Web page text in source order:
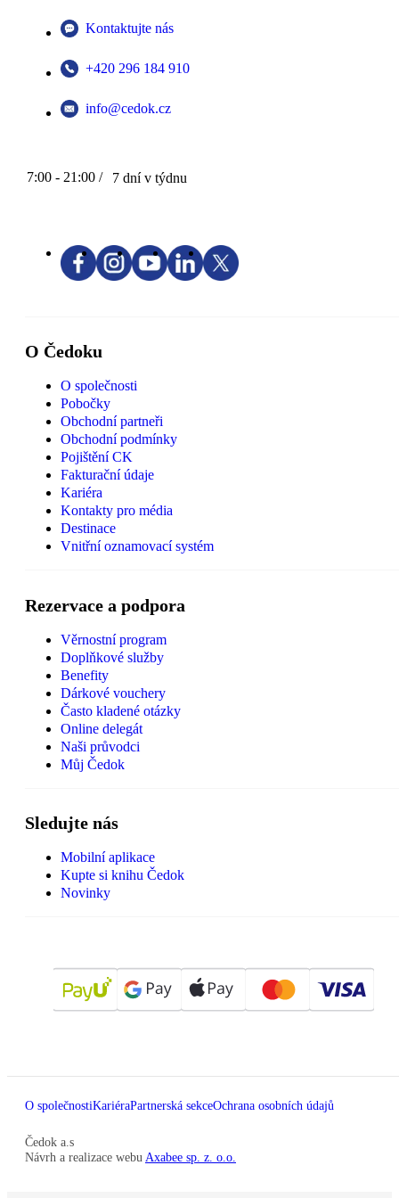
Kontaktujte nás
+420 296 184 910
info@cedok.cz
7:00 - 21:00 / 7 dní v týdnu
O Čedoku
O společnosti
Pobočky
Obchodní partneři
Obchodní podmínky
Pojištění CK
Fakturační údaje
Kariéra
Kontakty pro média
Destinace
Vnitřní oznamovací systém
Rezervace a podpora
Věrnostní program
Doplňkové služby
Benefity
Dárkové vouchery
Často kladené otázky
Online delegát
Naši průvodci
Můj Čedok
Sledujte nás
Mobilní aplikace
Kupte si knihu Čedok
Novinky
O společnostiKariéraPartnerská sekceOchrana osobních údajů
Čedok a.s
Návrh a realizace webu Axabee sp. z. o.o.